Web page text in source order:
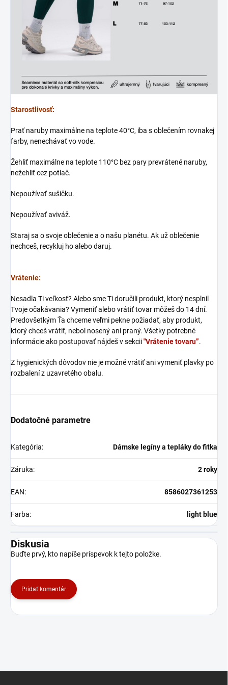
Starostlivosť:
Prať naruby maximálne na teplote 40°C, iba s oblečením rovnakej
farby, nenechávať vo vode.
Žehliť maximálne na teplote 110°C bez pary prevrátené naruby,
nežehliť cez potlač.
Nepoužívať sušičku.
Nepoužívať aviváž.
Staraj sa o svoje oblečenie a o našu planétu. Ak už oblečenie
nechceš, recykluj ho alebo daruj.
Vrátenie:
Nesadla Ti veľkosť? Alebo sme Ti doručili produkt, ktorý nesplnil
Tvoje očakávania? Vymeniť alebo vrátiť tovar môžeš do 14 dní.
Predovšetkým Ťa chceme veľmi pekne požiadať, aby produkt,
ktorý chceš vrátiť, nebol nosený ani praný. Všetky potrebné
informácie ako postupovať nájdeš v sekcii"Vrátenie tovaru”.
Z hygienických dôvodov nie je možné vrátiť ani vymeniť plavky po
rozbalení z uzavretého obalu.
Dodatočné parametre
Kategória: Dámske legíny a tepláky do fitka
Záruka: 2 roky
EAN: 8586027361253
Farba: light blue
Diskusia
Buďte prvý, kto napíše príspevok k tejto položke.
Pridať komentár